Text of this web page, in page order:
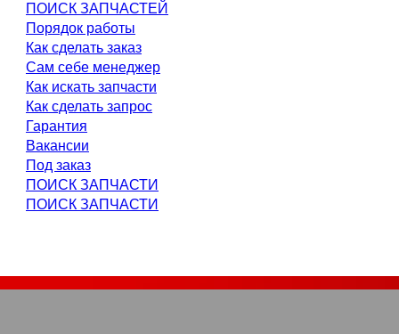
ПОИСК ЗАПЧАСТЕЙ
Порядок работы
Как сделать заказ
Сам себе менеджер
Как искать запчасти
Как сделать запрос
Гарантия
Вакансии
Под заказ
ПОИСК ЗАПЧАСТИ
ПОИСК ЗАПЧАСТИ